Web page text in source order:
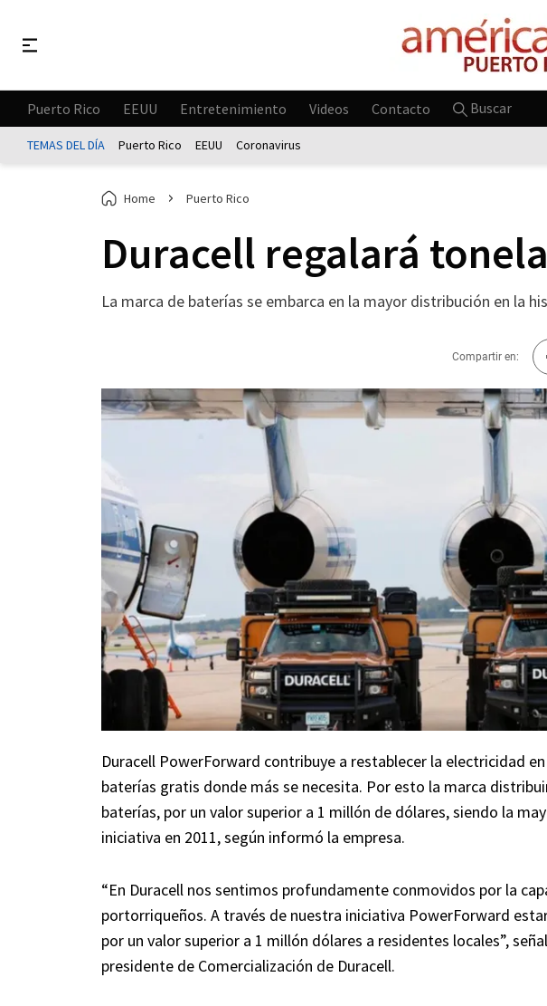
Puerto Rico EEUU Entretenimiento Videos Contacto Buscar
TEMAS DEL DÍA Puerto Rico EEUU Coronavirus
Home Puerto Rico
Duracell regalará
La marca de baterías se embarca en la mayor distribución en la
Compartir en:
Duracell PowerForward contribuye a restablecer la electricidad
baterías gratis donde más se necesita. Por esto la marca
baterías, por un valor superior a 1 millón de dólares, siendo la
iniciativa en 2011, según informó la empresa.
“En Duracell nos sentimos profundamente conmovidos por la
portorriqueños. A través de nuestra iniciativa PowerForward
por un valor superior a 1 millón dólares a residentes locales”,
presidente de Comercialización de Duracell.